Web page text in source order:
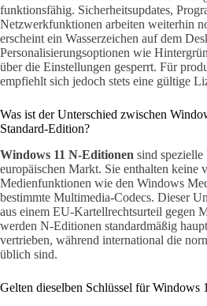
funktionsfähig. Sicherheitsupdates,
Netzwerkfunktionen arbeiten weiterhin
erscheint ein Wasserzeichen auf dem
Personalisierungsoptionen wie
über die Einstellungen gesperrt. Für
empfiehlt sich jedoch stets eine gültige
Was ist der Unterschied zwischen
Standard-Edition?
Windows 11 N-Editionen sind spezielle
europäischen Markt. Sie enthalten keine
Medienfunktionen wie den Windows
bestimmte Multimedia-Codecs. Dieser
aus einem EU-Kartellrechtsurteil gegen
werden N-Editionen standardmäßig
vertrieben, während international die
üblich sind.
Gelten dieselben Schlüssel für Windows